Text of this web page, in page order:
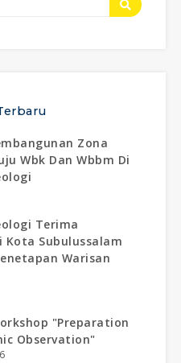
Zona
Wbk Dan Wbbm Di
Terima
Kota Subulussalam
Warisan
"preparation
Observation"